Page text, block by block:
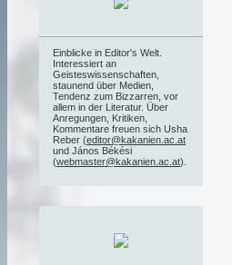
Einblicke in Editor's Welt.
Interessiert an
Geisteswissenschaften,
staunend über Medien,
Tendenz zum Bizzarren, vor
allem in der Literatur. Über
Anregungen, Kritiken,
Kommentare freuen sich Usha
Reber (editor@kakanien.ac.at
und János Békési
(webmaster@kakanien.ac.at).